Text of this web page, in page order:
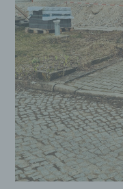
e)
Profiling ist
darin
werden, um
die sich auf
beziehen,
Aspekte
persönlicher
oder